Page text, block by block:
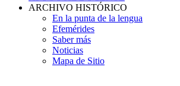
ARCHIVO HISTÓRICO
En la punta de la lengua
Efemérides
Saber más
Noticias
Mapa de Sitio